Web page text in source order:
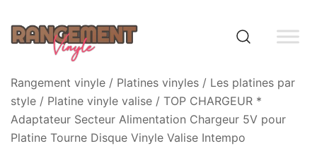
content
Rangement vinyle
Rangement vinyle / Platines vinyles / Les platines par
style / Platine vinyle valise / TOP CHARGEUR *
Adaptateur Secteur Alimentation Chargeur 5V pour
Platine Tourne Disque Vinyle Valise Intempo